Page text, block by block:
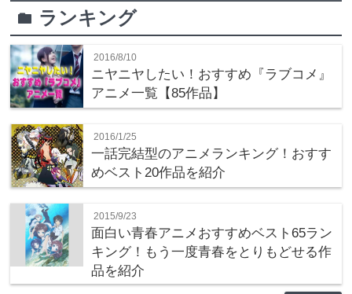
folder ランキング
2016/8/10
ニヤニヤしたい！おすすめ『ラブコメ』
アニメ一覧【85作品】
2016/1/25
一話完結型のアニメランキング！おすす
めベスト20作品を紹介
2015/9/23
面白い青春アニメおすすめベスト65ラン
キング！もう一度青春をとりもどせる作
品を紹介